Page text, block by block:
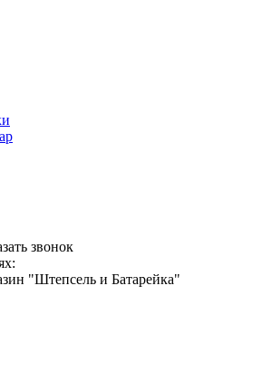
звонок
"Штепсель и Батарейка"